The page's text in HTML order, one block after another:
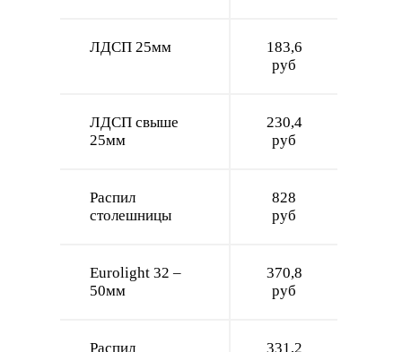
ЛДСП 25мм
183,6
руб
ЛДСП свыше
25мм
230,4
руб
Распил
столешницы
828
руб
Eurolight 32 –
50мм
370,8
руб
Распил 331,2